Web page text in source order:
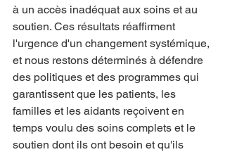
à un accès inadéquat aux soins et au
soutien. Ces résultats réaffirment
l'urgence d'un changement systémique,
et nous restons déterminés à défendre
des politiques et des programmes qui
garantissent que les patients, les
familles et les aidants reçoivent en
temps voulu des soins complets et le
soutien dont ils ont besoin et qu'ils